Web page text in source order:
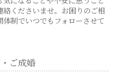
絡くださいませ。お困りのご相
体制でいつでもフォローさせて
ご成婚